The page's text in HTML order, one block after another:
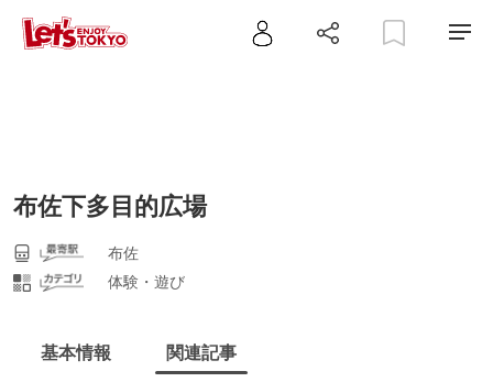
布佐下多目的広場
布佐
体験・遊び
基本情報 関連記事